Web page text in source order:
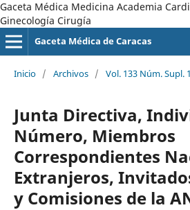
Gaceta Médica Medicina Academia
Ginecología Cirugía
Gaceta Médica de Caracas
Inicio / Archivos / Vol. 133 Núm. Supl.
Junta Directiva,
Número, Miembros
Correspondientes
Extranjeros,
y Comisiones de la